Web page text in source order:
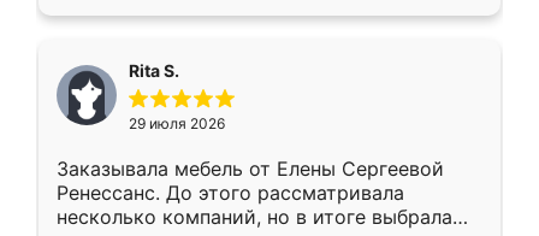
каких-либо доработок. Качеством осталась
довольна, все выглядит так, как и ожидала.
Rita S.
29 июля 2026
Заказывала мебель от Елены Сергеевой
Ренессанс. До этого рассматривала
несколько компаний, но в итоге выбрала